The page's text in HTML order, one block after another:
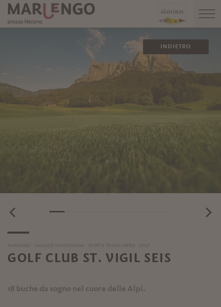
INDIETRO
MARLENGO VACANZE IN MONTAGNA SPORT & TEMPO LIBERO GOLF
GOLF CLUB ST. VIGIL SEIS
18 buche da sogno nel cuore delle Alpi.